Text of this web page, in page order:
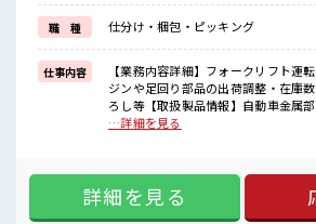
ほどよく稼げます♪
≪髪型自由≫
基本的に髪色自由で明るすぎたり奇抜でなけれ
(規定有)≪動きやすい制服アリ≫
制服があるので、
毎日の服装の悩み解消♪
休憩室で楽しくおしゃべり！
ストレス解消☆
ロッカーあり！
職 種 仕分け・梱包・ピッキング
仕事内容
【業務内容詳細】フォークリフト運
ジンや足回り部品の出荷調整・在庫
ろし等【取扱製品情報】自動車金属部品 ※寮アリのお仕
一人暮らしスタートにもピッタリ♪ ■お仕事PR ≪寮で住込み
も？ ≪経験者優遇≫ これまでの経験
ンクがあっても大丈夫♪ 経験はちょ
OK！ ≪適度な残業でお給料UP≫ 残業
…詳細を見る
詳細を見る